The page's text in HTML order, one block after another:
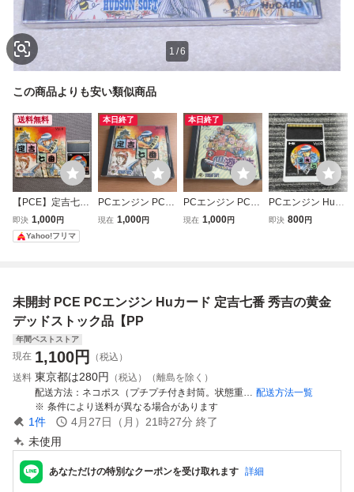
1 /6
この商品よりも安い類似商品
送料無料
【PCE】定吉七番
秀吉の黄金 PCエ
ンジン Huカード
箱無し
即決 1,000円
Yahoo!フリマ
本日終了
PCエンジン PCE
Huカード 定吉七
現在 1,000円
本日終了
PCエンジン PCE
Huカード 遊々人
現在 1,000円
PCエンジン Huカ
ード 定吉七番 秀
即決 800円
未開封 PCE PCエンジン Huカード 定吉七番 秀吉の黄金
デッドストック品【PP
年間ベストストア
現在 1,100円
（税込）
送料 東京都は280円
（税込）（離島を除く）
配送方法
ネコポス（プチプチ付き封筒。状態重視の方は宅急便をご選択ください。） 配送方法一覧
条件により送料が異なる場合があります
1件 4月27日（月）21時27分 終了
未使用
あなただけの特別なクーポンを受け取れます 詳細